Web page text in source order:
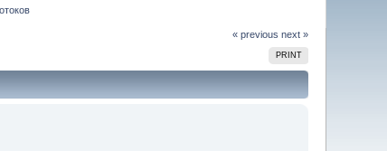
« previous next »
PRINT